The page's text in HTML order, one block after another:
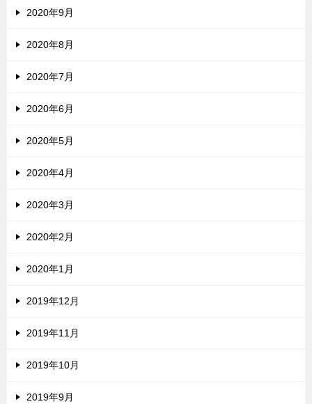
2020年9月
2020年8月
2020年7月
2020年6月
2020年5月
2020年4月
2020年3月
2020年2月
2020年1月
2019年12月
2019年11月
2019年10月
2019年9月